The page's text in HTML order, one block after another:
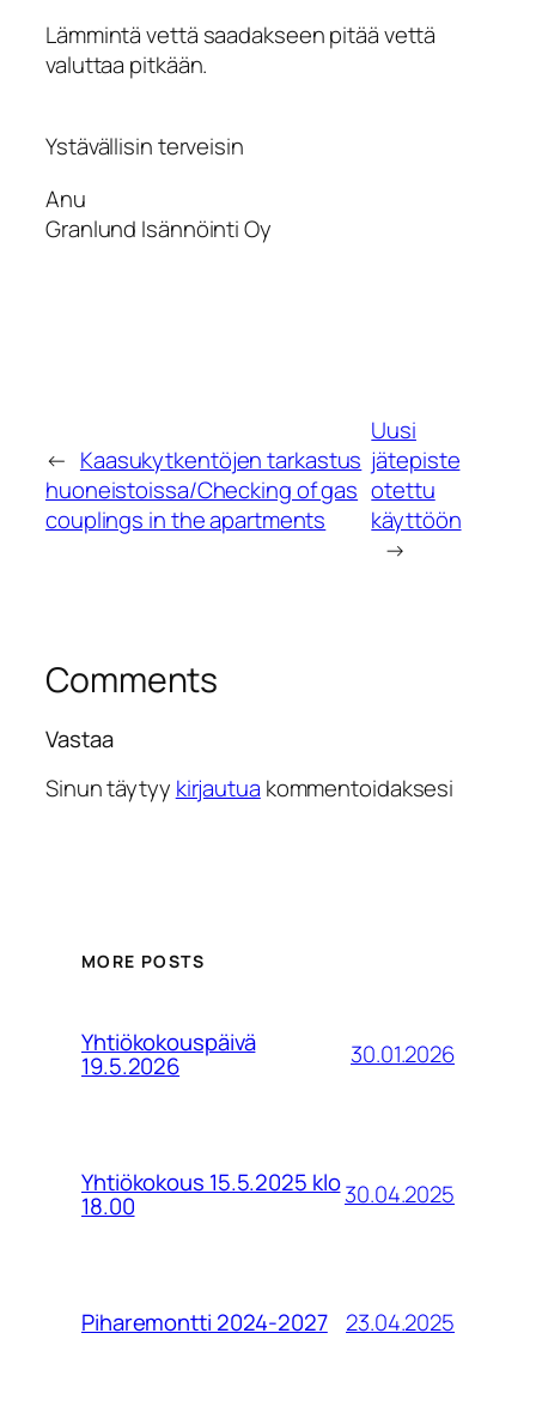
Lämmintä vettä saadakseen pitää vettä
valuttaa pitkään.
Ystävällisin terveisin
Anu
​​​​​​​Granlund Isännöinti Oy
← Kaasukytkentöjen tarkastus
huoneistoissa/Checking of gas
couplings in the apartments
Uusi
jätepiste
otettu
käyttöön
→
Comments
Vastaa
Sinun täytyy kirjautua kommentoidaksesi
MORE POSTS
Yhtiökokouspäivä
19.5.2026 30.01.2026
Yhtiökokous 15.5.2025 klo
18.00 30.04.2025
Piharemontti 2024-2027 23.04.2025